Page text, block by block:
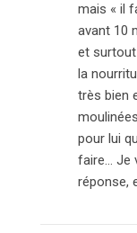
mais « il
avant 10
et
la
très bien
pour lui
faire… Je
réponse,